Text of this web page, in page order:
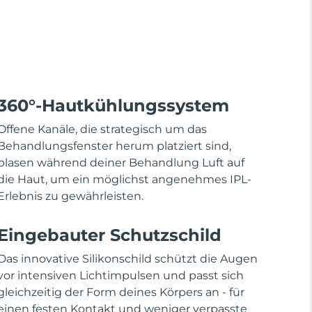
Hautkühlungssystem
Kanäle, die strategisch um das
herum platziert sind,
während deiner Behandlung Luft auf
Haut, um ein möglichst angenehmes IPL-
zu gewährleisten.
Schutzschild
innovative Silikonschild schützt die Augen
intensiven Lichtimpulsen und passt sich
der Form deines Körpers an - für
festen Kontakt und weniger verpasste